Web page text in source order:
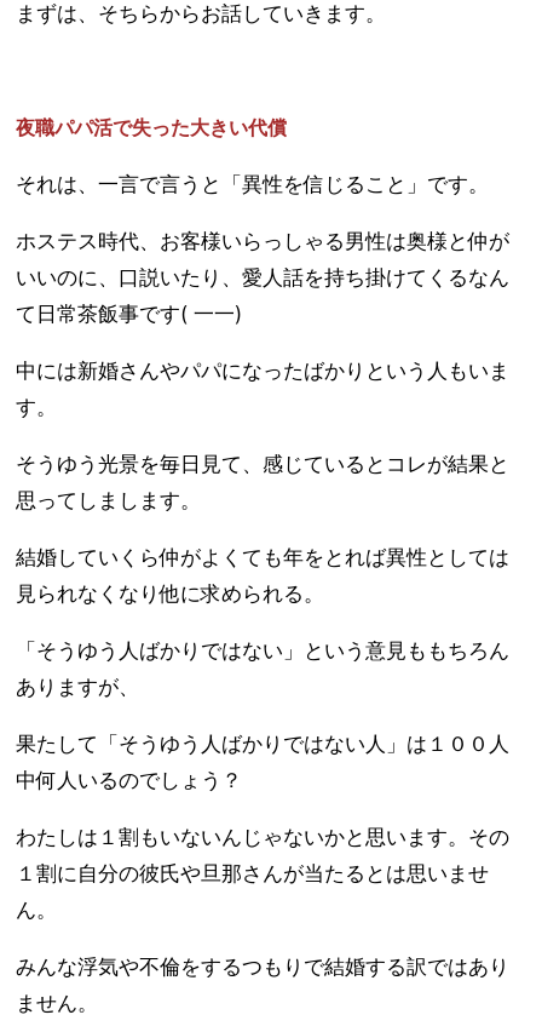
まずは、そちらからお話していきます。
夜職パパ活で失った大きい代償
それは、一言で言うと「異性を信じること」です。
ホステス時代、お客様いらっしゃる男性は奥様と仲が
いいのに、口説いたり、愛人話を持ち掛けてくるなん
て日常茶飯事です( 一一)
中には新婚さんやパパになったばかりという人もいま
す。
そうゆう光景を毎日見て、感じているとコレが結果と
思ってしまします。
結婚していくら仲がよくても年をとれば異性としては
見られなくなり他に求められる。
「そうゆう人ばかりではない」という意見ももちろん
ありますが、
果たして「そうゆう人ばかりではない人」は１００人
中何人いるのでしょう？
わたしは１割もいないんじゃないかと思います。その
１割に自分の彼氏や旦那さんが当たるとは思いませ
ん。
みんな浮気や不倫をするつもりで結婚する訳ではあり
ません。